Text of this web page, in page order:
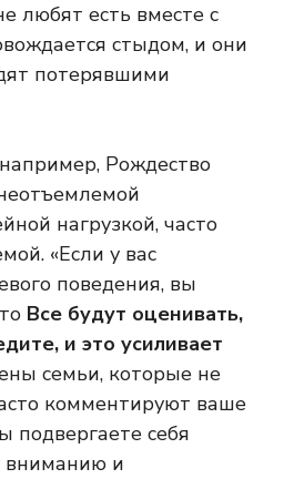
любят есть вместе с
стыдом, и они
потерявшими
Рождество
нагрузкой, часто
«Если у вас
поведения, вы
Все будут оценивать,
и это усиливает
семьи, которые не
комментируют ваше
подвергаете себя
вниманию и